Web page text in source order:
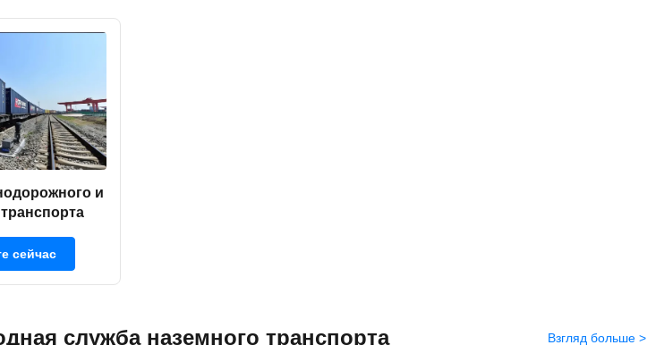
и
сейчас
служба наземного транспорта Взгляд больше >